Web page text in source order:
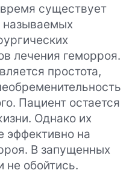
существует
называемых
лечения геморроя.
простота,
Пациент остается
Однако их
эффективно на
В запущенных
не обойтись.